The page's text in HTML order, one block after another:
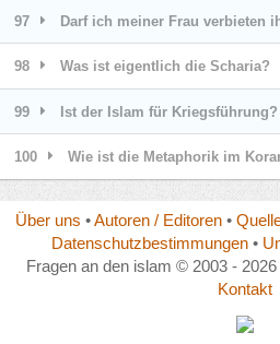
97 Darf ich meiner Frau verbieten
98 Was ist eigentlich die Scharia?
99 Ist der Islam für Kriegsführung?
100 Wie ist die Metaphorik im
Über uns •Autoren / Editoren•
Datenschutzbestimmungen•
Fragen an den islam © 2003 - 2026
Kontakt